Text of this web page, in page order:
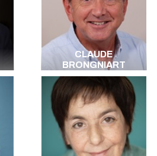
CLAUDE
BRONGNIART